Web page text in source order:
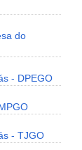
do
- DPEGO
- TJGO